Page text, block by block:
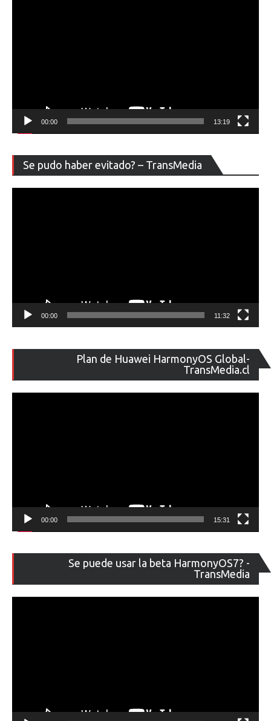
00:00 13:19
Se pudo haber evitado? – TransMedia
de
00:00 11:32
Plan de Huawei HarmonyOS Global-
TransMedia.cl
de
00:00 15:31
Se puede usar la beta HarmonyOS7? -
TransMedia
de